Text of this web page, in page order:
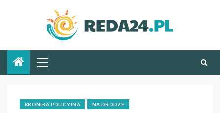
KRONIKA POLICYJNA NA DRODZE